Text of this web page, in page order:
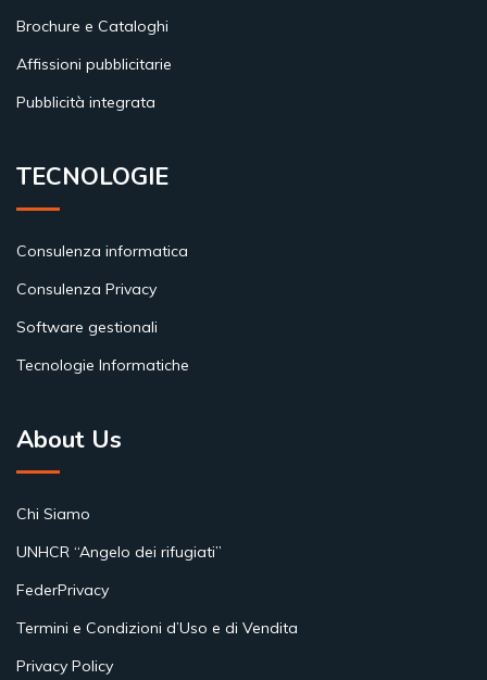
Brochure e Cataloghi
Affissioni pubblicitarie
Pubblicità integrata
TECNOLOGIE
Consulenza informatica
Consulenza Privacy
Software gestionali
Tecnologie Informatiche
About Us
Chi Siamo
UNHCR “Angelo dei rifugiati”
FederPrivacy
Termini e Condizioni d’Uso e di Vendita
Privacy Policy